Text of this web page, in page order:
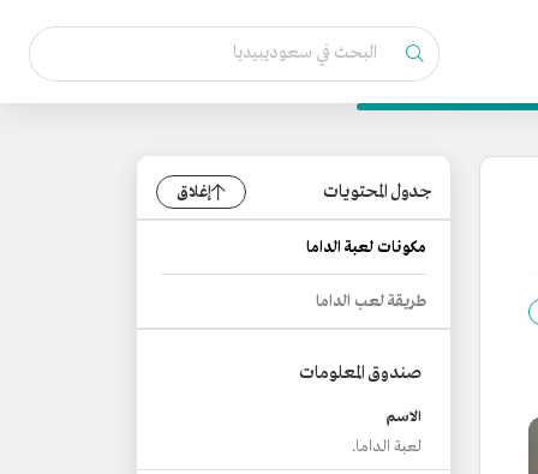
جدول المحتويات إغلاق
مكونات لعبة الداما
طريقة لعب الداما
صندوق المعلومات
الاسم
لعبة الداما.